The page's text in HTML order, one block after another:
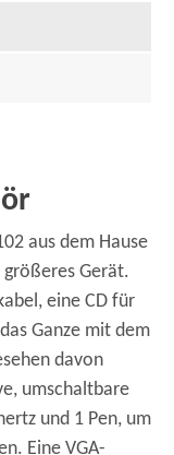
aus dem Hause
Gerät.
eine CD für
Ganze mit dem
davon
umschaltbare
und 1 Pen, um
Eine VGA-